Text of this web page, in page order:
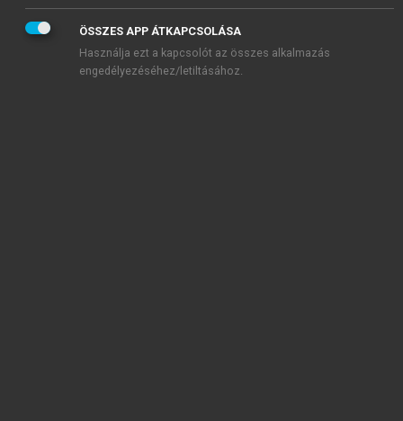
ÖSSZES APP ÁTKAPCSOLÁSA
Használja ezt a kapcsolót az összes alkalmazás
engedélyezéséhez/letiltásához.